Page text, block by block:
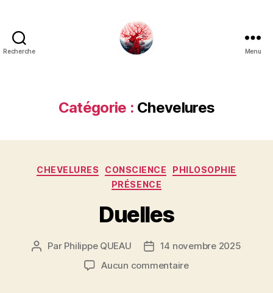
Recherche Menu
Catégorie : Chevelures
Catégories
CHEVELURES CONSCIENCE
PHILOSOPHIE
PRÉSENCE
Duelles
Auteur
Par Philippe QUEAU
Date14 novembre 2025
Aucun commentairesur